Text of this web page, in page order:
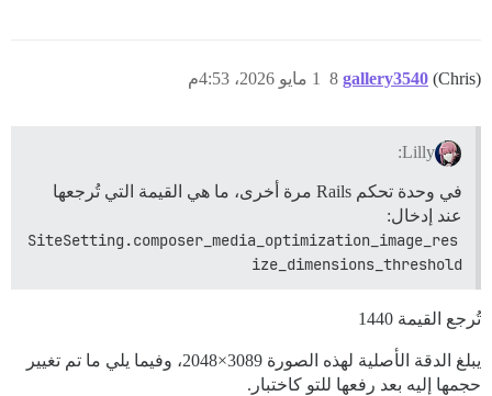
gallery3540 (Chris) 1 مايو 2026، 4:53م 8
Lilly:
في وحدة تحكم Rails مرة أخرى، ما هي القيمة التي تُرجعها
عند إدخال:
SiteSetting.composer_media_optimization_image_res
ize_dimensions_threshold
تُرجع القيمة 1440
يبلغ الدقة الأصلية لهذه الصورة 3089×2048، وفيما يلي ما تم تغيير
حجمها إليه بعد رفعها للتو كاختبار.